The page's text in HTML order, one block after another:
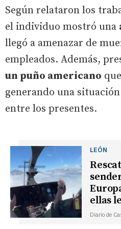
Según relataron los
el individuo mostró una
llegó a amenazar de
empleados. Además,
un puño americano
generando una
entre los presentes.
LEÓN
ellas
Diario de